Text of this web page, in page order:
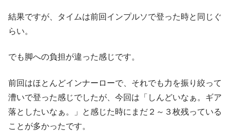
結果ですが、タイムは前回インプルソで登った時と同じぐ
らい。
でも脚への負担が違った感じです。
前回はほとんどインナーローで、それでも力を振り絞って
漕いで登った感じでしたが、今回は「しんどいなぁ。ギア
落としたいなぁ。」と感じた時にまだ２～３枚残っている
ことが多かったです。